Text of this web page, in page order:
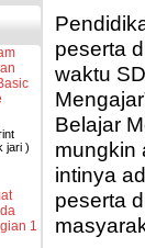
jari )
1
peserta
waktu
Belajar
mungkin
intinya
peserta